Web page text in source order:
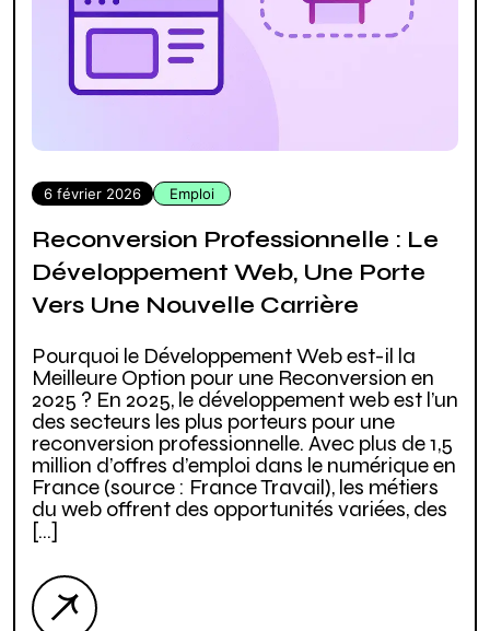
6 février 2026 Emploi
Reconversion Professionnelle : Le
Développement Web, Une Porte
Vers Une Nouvelle Carrière
Pourquoi le Développement Web est-il la
Meilleure Option pour une Reconversion en
2025 ? En 2025, le développement web est l’un
des secteurs les plus porteurs pour une
reconversion professionnelle. Avec plus de 1,5
million d’offres d’emploi dans le numérique en
France (source : France Travail), les métiers
du web offrent des opportunités variées, des
[…]